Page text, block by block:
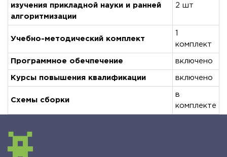
изучения прикладной науки и ранней
алгоритмизации
2 шт
Учебно-методический комплект
комплект
Программное обечпечение включено
Курсы повышения квалификации включено
Схемы сборки
в
комплекте